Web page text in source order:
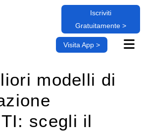
Iscriviti
Gratuitamente >
Visita App >
modelli di
scegli il